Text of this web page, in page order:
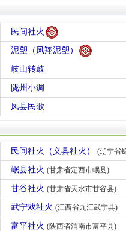
民间社火
泥塑（凤翔泥塑）
岐山转鼓
陇州小调
凤县民歌
民间社火（义县社火） (辽宁省
岷县社火 (甘肃省定西市岷县)
甘谷社火 (甘肃省天水市甘谷县)
武宁戏社火 (江西省九江武宁县)
富平社火 (陕西省渭南市富平县)